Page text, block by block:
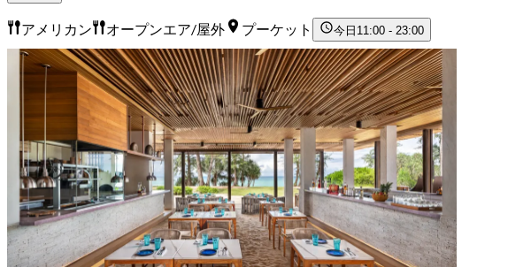
アメリカン オープンエア/屋外 プーケット 今日 11:00 - 23:00